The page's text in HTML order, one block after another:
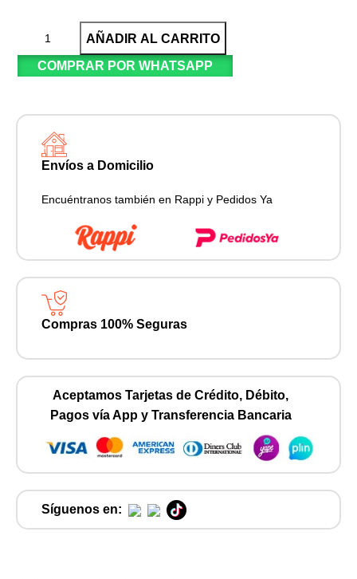
AÑADIR AL CARRITO
COMPRAR POR WHATSAPP
Envíos a Domicilio
Encuéntranos también en Rappi y Pedidos Ya
Compras 100% Seguras
Aceptamos Tarjetas de Crédito, Débito,
Pagos vía App y Transferencia Bancaria
Síguenos en: